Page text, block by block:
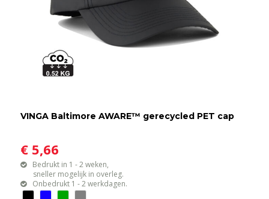
VINGA Baltimore AWARE™ gerecycled PET cap
€ 5,66
Bedrukt in 1 - 2 weken,
sneller mogelijk in overleg.
Onbedrukt 1 - 2 werkdagen.